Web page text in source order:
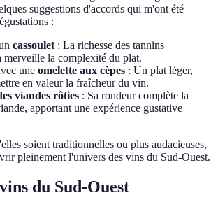
suggestions d'accords qui m'ont été
:
cassoulet : La richesse des tannins
merveille la complexité du plat.
une omelette aux cèpes : Un plat léger,
en valeur la fraîcheur du vin.
viandes rôties : Sa rondeur complète la
apportant une expérience gustative
soient traditionnelles ou plus audacieuses,
pleinement l'univers des vins du Sud-Ouest.
du Sud-Ouest